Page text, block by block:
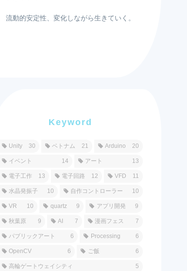
流動的安定性、変化しながら生きていく。
Keyword
Unity 30 ベトナム 21 Arduino 20
イベント 14 アート 13
電子工作 13 電子回路 12 VFD 11
水晶発振子 10 自作コントローラー 10
VR 10 quartz 9 アプリ開発 9
秋葉原 9 AI 7 漫画フェス 7
パブリックアート 6 Processing 6
OpenCV 6 ご飯 6
高輪ゲートウェイシティ 5